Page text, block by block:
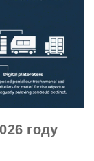
году